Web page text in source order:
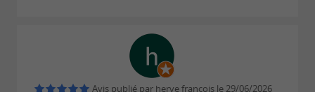
Avis publié par herve francois le 29/06/2026